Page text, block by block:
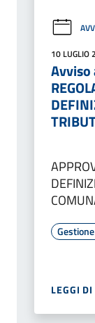
10 LUGLIO
LEGGI